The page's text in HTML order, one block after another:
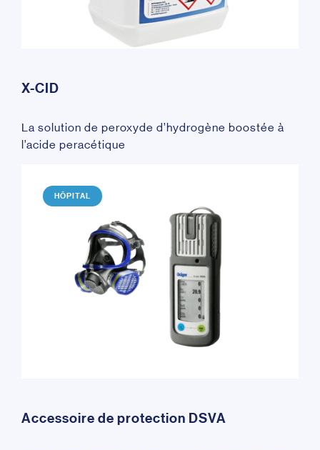
X-CID
La solution de peroxyde d’hydrogène boostée à
l’acide peracétique
HÔPITAL
Accessoire de protection DSVA